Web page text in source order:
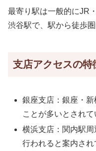
最寄り駅は一般的にJR
渋谷駅で、駅から徒歩圏
支店アクセスの特
銀座支店：銀座・
ことが多いとされて
横浜支店：関内駅
行われると案内され